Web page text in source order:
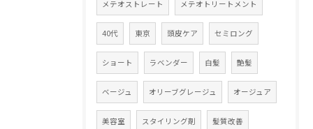
メテオストレート メテオトリートメント
40代 東京 頭皮ケア セミロング
ショート ラベンダー 白髪 艶髪
ベージュ オリーブグレージュ オージュア
美容室 スタイリング剤 髪質改善